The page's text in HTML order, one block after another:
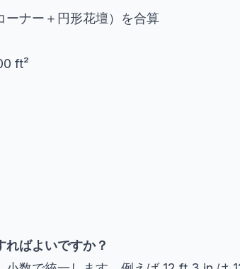
ーナー＋円形花壇）を合算
ft²
ばよいですか？